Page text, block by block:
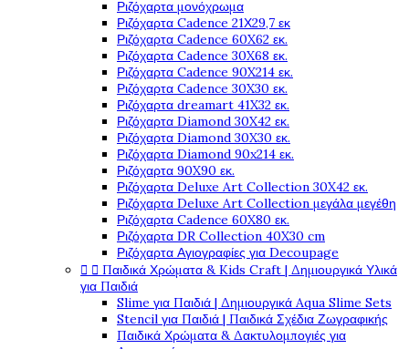
Ριζόχαρτα μονόχρωμα
Ριζόχαρτα Cadence 21Χ29,7 εκ
Ριζόχαρτα Cadence 60X62 εκ.
Ριζόχαρτα Cadence 30X68 εκ.
Ριζόχαρτα Cadence 90X214 εκ.
Ριζόχαρτα Cadence 30X30 εκ.
Ριζόχαρτα dreamart 41X32 εκ.
Ριζόχαρτα Diamond 30X42 εκ.
Ριζόχαρτα Diamond 30X30 εκ.
Ριζόχαρτα Diamond 90x214 εκ.
Ριζόχαρτα 90X90 εκ.
Ριζόχαρτα Deluxe Art Collection 30X42 εκ.
Ριζόχαρτα Deluxe Art Collection μεγάλα μεγέθη
Ριζόχαρτα Cadence 60X80 εκ.
Ριζόχαρτα DR Collection 40X30 cm
Ριζόχαρτα Αγιογραφίες για Decoupage
  Παιδικά Χρώματα & Kids Craft | Δημιουργικά Υλικά
για Παιδιά
Slime για Παιδιά | Δημιουργικά Aqua Slime Sets
Stencil για Παιδιά | Παιδικά Σχέδια Ζωγραφικής
Παιδικά Χρώματα & Δακτυλομπογιές για